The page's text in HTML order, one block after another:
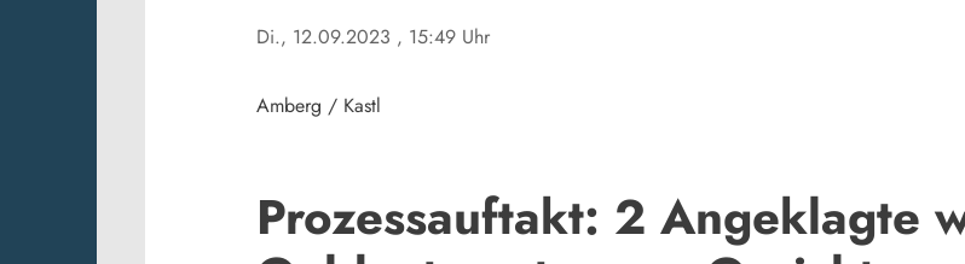
Di., 12.09.2023 , 15:49 Uhr
Amberg / Kastl
Prozessauftakt: 2 Angeklagte